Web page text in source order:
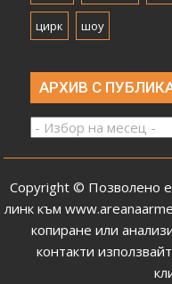
цирк шоу
АРХИВ С
Архив
Copyright © Позволено е
линк към
копиране или
контакти